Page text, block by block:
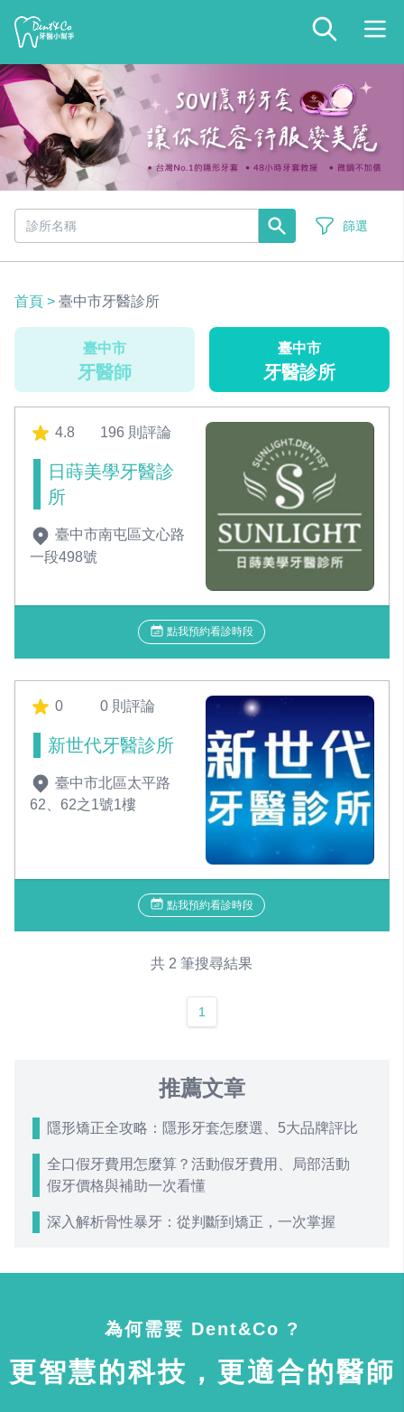
篩選
首頁 > 臺中市牙醫診所
臺中市
牙醫師
臺中市
牙醫診所
4.8 196 則評論
日蒔美學牙醫診
所
臺中市南屯區文心路
一段498號
點我預約看診時段
0 0 則評論
新世代牙醫診所
臺中市北區太平路
62、62之1號1樓
點我預約看診時段
共 2 筆搜尋結果
1
推薦文章
隱形矯正全攻略：隱形牙套怎麼選、5大品牌評比
全口假牙費用怎麼算？活動假牙費用、局部活動
假牙價格與補助一次看懂
深入解析骨性暴牙：從判斷到矯正，一次掌握
為何需要 Dent&Co ?
更智慧的科技，更適合的醫師